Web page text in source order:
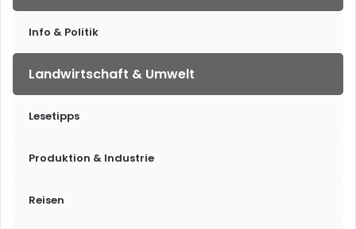
Info & Politik
Landwirtschaft & Umwelt
Lesetipps
Produktion & Industrie
Reisen